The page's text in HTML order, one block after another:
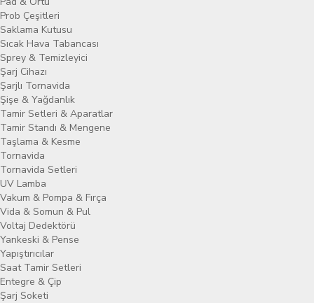
Prob Çeşitleri
Saklama Kutusu
Sıcak Hava Tabancası
Sprey & Temizleyici
Şarj Cihazı
Şarjlı Tornavida
Şişe & Yağdanlık
Tamir Setleri & Aparatlar
Tamir Standı & Mengene
Taşlama & Kesme
Tornavida
Tornavida Setleri
UV Lamba
Vakum & Pompa & Fırça
Vida & Somun & Pul
Voltaj Dedektörü
Yankeski & Pense
Yapıştırıcılar
Saat Tamir Setleri
Entegre & Çip
Şarj Soketi